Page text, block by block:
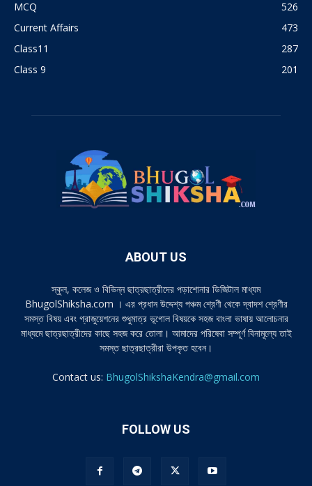
MCQ
526
Current Affairs
473
Class11
287
Class 9
201
ABOUT US
স্কুল, কলেজ ও বিভিন্ন ছাত্রছাত্রীদের পড়াশোনার ডিজিটাল মাধ্যম
BhugolShiksha.com । এর প্রধান উদ্দেশ্য পঞ্চম শ্রেণী থেকে দ্বাদশ শ্রেণীর
সমস্ত বিষয় এবং গ্রাজুয়েশনের শুধুমাত্র ভূগোল বিষয়কে সহজ বাংলা ভাষায় আলোচনার
মাধ্যমে ছাত্রছাত্রীদের কাছে সহজ করে তোলা। আমাদের পরিষেবা সম্পূর্ণ বিনামূল্যে তাই
সমস্ত ছাত্রছাত্রীরা উপকৃত হবেন।
Contact us: BhugolShikshaKendra@gmail.com
FOLLOW US